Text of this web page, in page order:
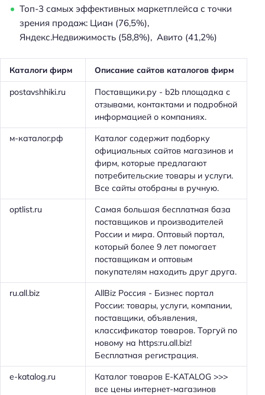
Топ-3 самых эффективных маркетплейса с точки
зрения продаж: Циан (76,5%),
Яндекс.Недвижимость (58,8%), Авито (41,2%)
Каталоги фирм Описание сайтов каталогов фирм
postavshhiki.ru
Поставщики.ру - b2b площадка с
отзывами, контактами и подробной
информацией о компаниях.
м-каталог.рф
Каталог содержит подборку
официальных сайтов магазинов и
фирм, которые предлагают
потребительские товары и услуги.
Все сайты отобраны в ручную.
optlist.ru
Самая большая бесплатная база
поставщиков и производителей
России и мира. Оптовый портал,
который более 9 лет помогает
поставщикам и оптовым
покупателям находить друг друга.
ru.all.biz
AllBiz Россия - Бизнес портал
России: товары, услуги, компании,
поставщики, объявления,
классификатор товаров. Торгуй по
новому на https:ru.all.biz!
Бесплатная регистрация.
e-katalog.ru
Каталог товаров E-KATALOG >>>
все цены интернет-магазинов